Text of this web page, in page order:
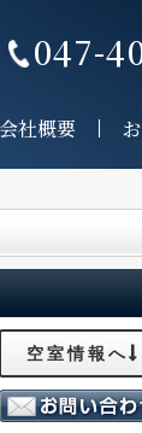
047-
会社概要
空室情報へ